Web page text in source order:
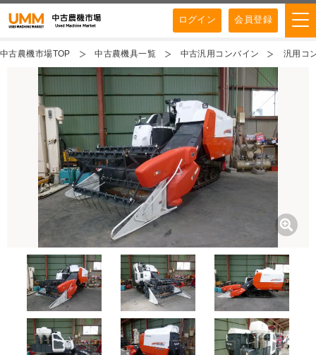
ログイン 会員登録
中古農機市場TOP 中古農機具一覧 中古汎用コンバイン 汎用コ